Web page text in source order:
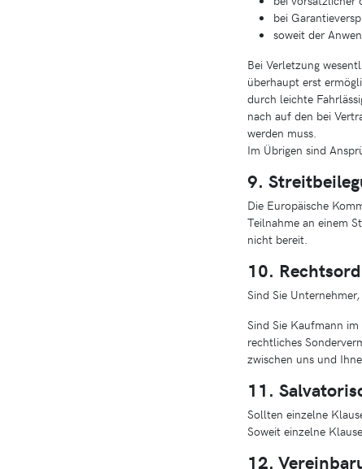
bei
soweit der
Bei Verletzung
überhaupt erst
durch leichte
nach auf den bei
werden muss.
Im Übrigen sind
9.
Die Europäische
Teilnahme an einem
nicht bereit.
10.
Sind Sie
Sind Sie Kaufmann
rechtliches
zwischen uns und
11.
Sollten einzelne
Soweit einzelne
12.